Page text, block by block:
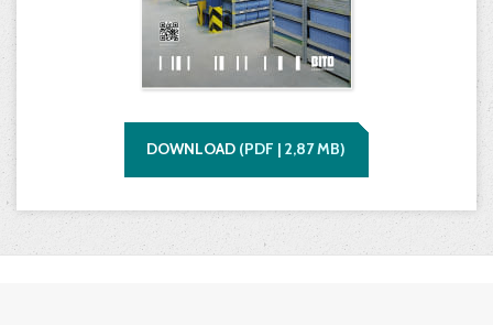
DOWNLOAD (PDF | 2,87MB)